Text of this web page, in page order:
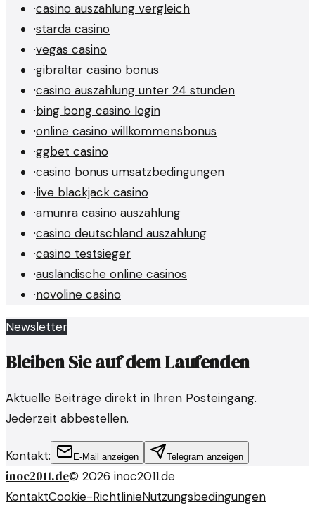
·casino auszahlung vergleich
·starda casino
·vegas casino
·gibraltar casino bonus
·casino auszahlung unter 24 stunden
·bing bong casino login
·online casino willkommensbonus
·ggbet casino
·casino bonus umsatzbedingungen
·live blackjack casino
·amunra casino auszahlung
·casino deutschland auszahlung
·casino testsieger
·ausländische online casinos
·novoline casino
Newsletter
Bleiben Sie auf dem Laufenden
Aktuelle Beiträge direkt in Ihren Posteingang.
Jederzeit abbestellen.
Kontakt: E-Mail anzeigen Telegram anzeigen
inoc2011.de© 2026 inoc2011.de
KontaktCookie-RichtlinieNutzungsbedingungen